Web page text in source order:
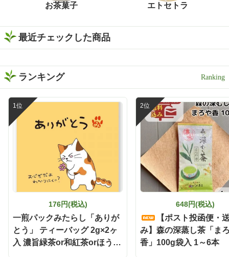
お茶菓子 エトセトラ
最近チェックした商品
ランキング
176円(税込)
一煎パックみたらし「ありが
とう」 ティーバッグ 2g×2ヶ
入 濃旨緑茶or和紅茶orほうじ
648円(税込)
【ポスト投函便・
み】森の深蒸し茶「ま
香」100g袋入 1～6本